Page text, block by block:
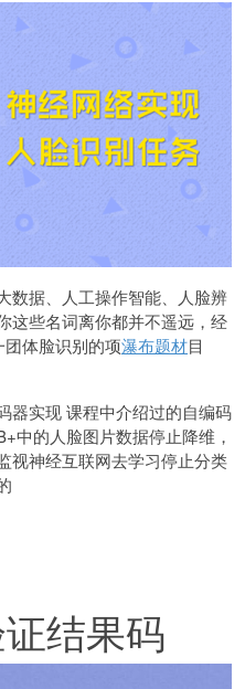
数据、人工操作智能、人脸辨
这些名词离你都并不遥远，经
体脸识别的项瀑布题材目
器实现 课程中介绍过的自编码
中的人脸图片数据停止降维，
视神经互联网去学习停止分类
结果码